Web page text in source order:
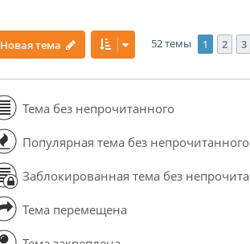
Новая тема 52 темы 1 2 3
Тема без непрочитанного
Популярная тема без непрочитанного
Заблокированная тема без
Тема перемещена